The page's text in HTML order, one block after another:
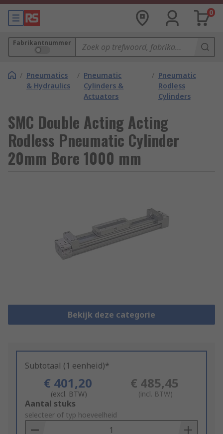
0
Fabrikantnummer
/ Pneumatics
& Hydraulics
/ Pneumatic
Cylinders &
Actuators
/ Pneumatic
Rodless
Cylinders
SMC Double Acting Acting
Rodless Pneumatic Cylinder
20mm Bore 1000 mm
Bekijk deze categorie
Subtotaal (1 eenheid)*
€ 401,20
(excl. BTW)
€ 485,45
(incl. BTW)
Add
to
Basket
Aantal stuks
selecteer of typ hoeveelheid